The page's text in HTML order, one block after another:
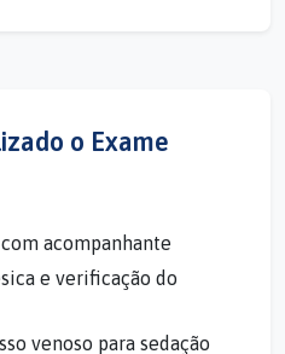
o Exame
acompanhante
e verificação do
venoso para sedação